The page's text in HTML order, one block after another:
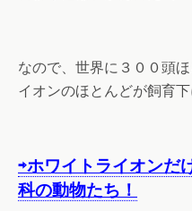
なので、世界に３００頭
イオンのほとんどが飼育下
⇨ホワイトライオンだ
科の動物たち！